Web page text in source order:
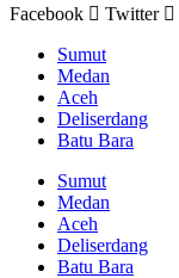
Facebook
Twitter
Sumut
Medan
Aceh
Deliserdang
Batu Bara
Sumut
Medan
Aceh
Deliserdang
Batu Bara